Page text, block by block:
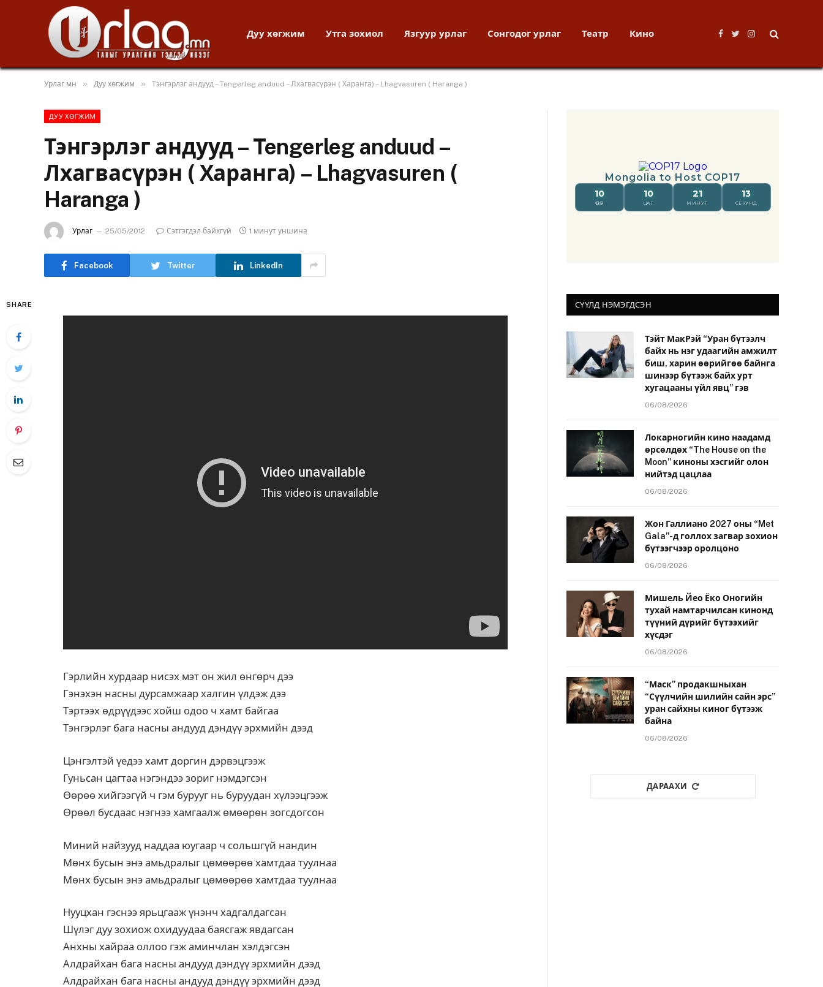
Дуу хөгжим Утга зохиол Язгуур урлаг Сонгодог урлаг Театр Кино
Facebook
TwitterInstagram
Урлаг.мн » Дуу хөгжим » Тэнгэрлэг андууд – Tengerleg anduud – Лхагвасүрэн ( Харанга) – Lhagvasuren ( Haranga )
ДУУ ХӨГЖИМ
Тэнгэрлэг андууд – Tengerleg anduud –
Лхагвасүрэн ( Харанга) – Lhagvasuren (
Haranga )
Урлаг 25/05/2012 Сэтгэгдэл байхгүй 1 минут уншина
Facebook Twitter LinkedIn
SHARE
Гэрлийн хурдаар нисэх мэт он жил өнгөрч дээ
Гэнэхэн насны дурсамжаар халгин үлдэж дээ
Тэртээх өдрүүдээс хойш одоо ч хамт байгаа
Тэнгэрлэг бага насны андууд дэндүү эрхмийн дээд
Цэнгэлтэй үедээ хамт доргин дэрвэцгээж
Гуньсан цагтаа нэгэндээ зориг нэмдэгсэн
Өөрөө хийгээгүй ч гэм бурууг нь буруудан хүлээцгээж
Өрөөл бусдаас нэгнээ хамгаалж өмөөрөн зогсдогсон
Миний найзууд наддаа юугаар ч сольшгүй нандин
Мөнх бусын энэ амьдралыг цөмөөрөө хамтдаа туулнаа
Мөнх бусын энэ амьдралыг цөмөөрөө хамтдаа туулнаа
Нууцхан гэснээ ярьцгааж үнэнч хадгалдагсан
Шүлэг дуу зохиож охидуудаа баясгаж явдагсан
Анхны хайраа оллоо гэж аминчлан хэлдэгсэн
Алдрайхан бага насны андууд дэндүү эрхмийн дээд
Алдрайхан бага насны андууд дэндүү эрхмийн дээд
СҮҮЛД НЭМЭГДСЭН
Тэйт МакРэй “Уран бүтээлч
байх нь нэг удаагийн амжилт
биш, харин өөрийгөө байнга
шинээр бүтээж байх урт
хугацааны үйл явц” гэв
06/08/2026
Локарногийн кино наадамд
өрсөлдөх “The House on the
Moon” киноны хэсгийг олон
нийтэд цацлаа
06/08/2026
Жон Галлиано 2027 оны “Met
Gala”-д голлох загвар зохион
бүтээгчээр оролцоно
06/08/2026
Мишель Йео Ёко Оногийн
тухай намтарчилсан кинонд
түүний дүрийг бүтээхийг
хүсдэг
06/08/2026
“Маск” продакшныхан
“Сүүлчийн шилийн сайн эрс”
уран сайхны киног бүтээж
байна
06/08/2026
ДАРААХИ